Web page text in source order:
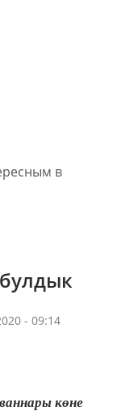
в
- 09:14
көне